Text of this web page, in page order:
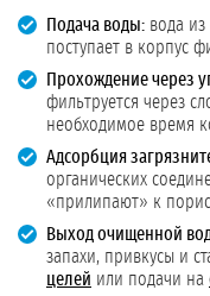
Подача воды: вода
поступает в корпус
Прохождение через
фильтруется через
необходимое время
Адсорбция
органических
«прилипают» к
Выход очищенной
запахи, привкусы и
целей или подачи на